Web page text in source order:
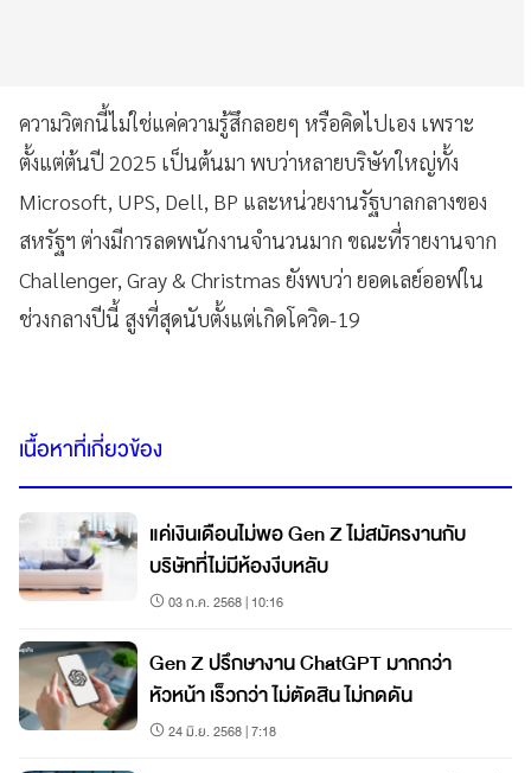
ความวิตกนี้ไม่ใช่แค่ความรู้สึกลอยๆ หรือคิดไปเอง เพราะ
ตั้งแต่ต้นปี 2025 เป็นต้นมา พบว่าหลายบริษัทใหญ่ทั้ง
Microsoft, UPS, Dell, BP และหน่วยงานรัฐบาลกลางของ
สหรัฐฯ ต่างมีการลดพนักงานจำนวนมาก ขณะที่รายงานจาก
Challenger, Gray & Christmas ยังพบว่า ยอดเลย์ออฟใน
ช่วงกลางปีนี้ สูงที่สุดนับตั้งแต่เกิดโควิด-19
เนื้อหาที่เกี่ยวข้อง
แค่เงินเดือนไม่พอ Gen Z ไม่สมัครงานกับ
บริษัทที่ไม่มีห้องงีบหลับ
03 ก.ค. 2568 | 10:16
Gen Z ปรึกษางาน ChatGPT มากกว่า
หัวหน้า เร็วกว่า ไม่ตัดสิน ไม่กดดัน
24 มิ.ย. 2568 | 7:18